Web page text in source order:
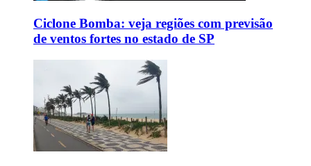
Ciclone Bomba: veja regiões com previsão
de ventos fortes no estado de SP